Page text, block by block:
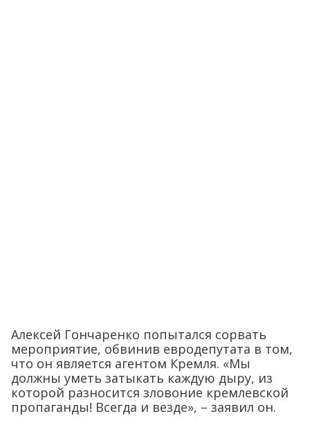
Алексей Гончаренко попытался сорвать
мероприятие, обвинив евродепутата в том,
что он является агентом Кремля. «Мы
должны уметь затыкать каждую дыру, из
которой разносится зловоние кремлевской
пропаганды! Всегда и везде», – заявил он.